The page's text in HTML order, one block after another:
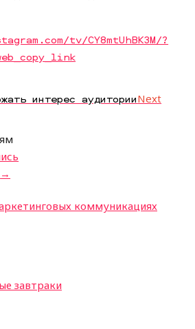
tv/CY8mtUhBK3M/?
интерес аудиторииNext
→
завтраки